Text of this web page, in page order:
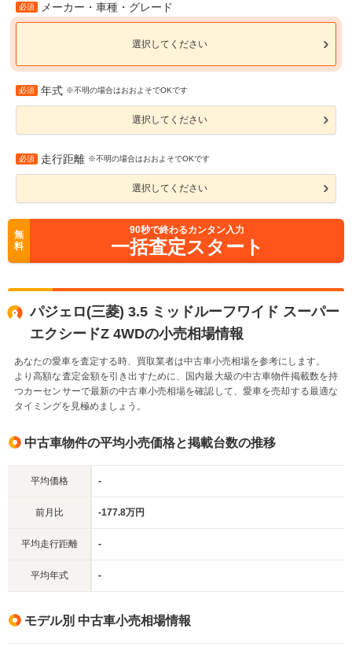
必須 メーカー・車種・グレード
選択してください
必須 年式 ※不明の場合はおおよそでOKです
選択してください
必須 走行距離 ※不明の場合はおおよそでOKです
選択してください
無
料
90秒で終わるカンタン入力
一括査定スタート
パジェロ(三菱) 3.5 ミッドルーフワイド スーパー
エクシードZ 4WDの小売相場情報
あなたの愛車を査定する時、買取業者は中古車小売相場を参考にします。
より高額な査定金額を引き出すために、国内最大級の中古車物件掲載数を持
つカーセンサーで最新の中古車小売相場を確認して、愛車を売却する最適な
タイミングを見極めましょう。
中古車物件の平均小売価格と掲載台数の推移
平均価格 -
前月比 -177.8万円
平均走行距離 -
平均年式 -
モデル別 中古車小売相場情報